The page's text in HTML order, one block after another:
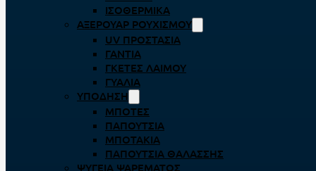
ΙΣΟΘΕΡΜΙΚΆ
ΑΞΕΡΟΥΆΡ ΡΟΥΧΙΣΜΟΎ
UV ΠΡΟΣΤΑΣΊΑ
ΓΆΝΤΙΑ
ΓΚΈΤΕΣ ΛΑΊΜΟΥ
ΓΥΑΛΙΆ
ΥΠΌΔΗΣΗ
ΜΠΌΤΕΣ
ΠΑΠΟΎΤΣΙΑ
ΜΠΟΤΆΚΙΑ
ΠΑΠΟΎΤΣΙΑ ΘΑΛΆΣΣΗΣ
ΨΥΓΕΊΑ ΨΑΡΈΜΑΤΟΣ